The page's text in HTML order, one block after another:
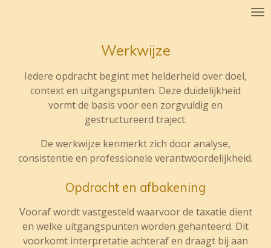
hoofdinhoud
Werkwijze
Iedere opdracht begint met helderheid over doel,
context en uitgangspunten. Deze duidelijkheid
vormt de basis voor een zorgvuldig en
gestructureerd traject.
De werkwijze kenmerkt zich door analyse,
consistentie en professionele verantwoordelijkheid.
Opdracht en afbakening
Vooraf wordt vastgesteld waarvoor de taxatie dient
en welke uitgangspunten worden gehanteerd. Dit
voorkomt interpretatie achteraf en draagt bij aan